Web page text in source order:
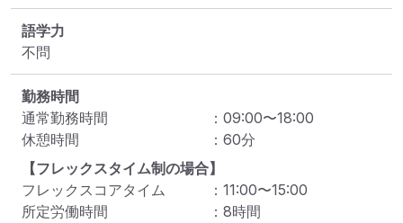
語学力
不問
勤務時間
通常勤務時間
： 09:00〜18:00
休憩時間
： 60分
【フレックスタイム制の場合】
フレックスコアタイム
： 11:00〜15:00
所定労働時間
： 8時間